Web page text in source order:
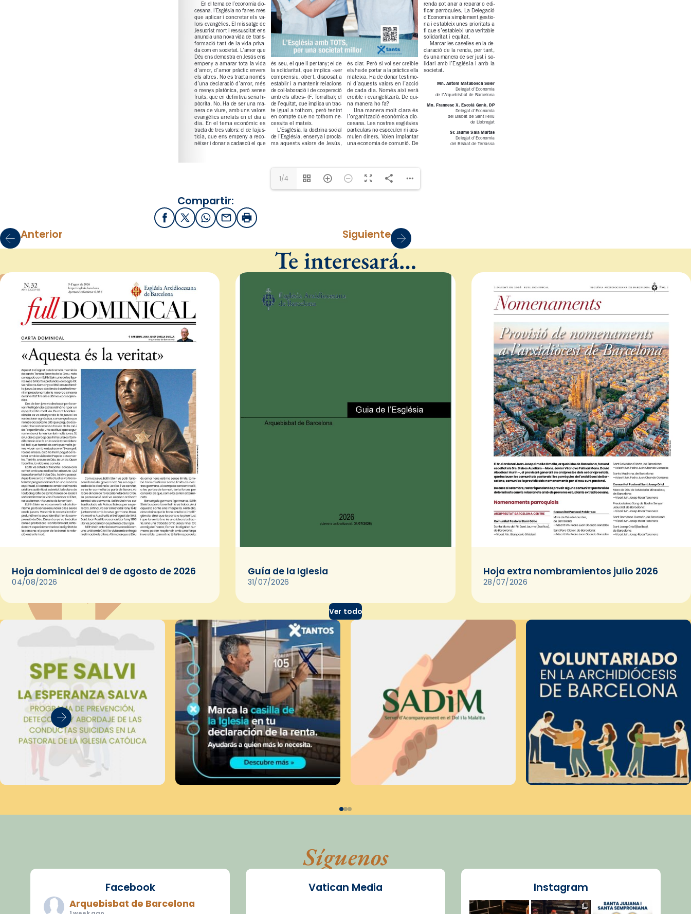
1/4
Compartir:
FacebookX / Twitter
WhatsApp
EmailImprimir
Anterior Siguiente
Te interesará…
Hoja dominical del 9 de agosto de 2026
04/08/2026
Guía de la Iglesia
31/07/2026
Hoja extra nombramientos julio 2026
28/07/2026
Ver todo
Síguenos
Facebook
Arquebisbat de Barcelona
Vatican Media Instagram